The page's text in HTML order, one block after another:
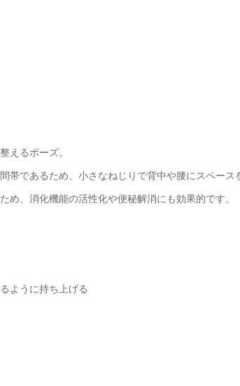
えるポーズ。
帯であるため、小さなねじりで背中や腰にスペース
め、消化機能の活性化や便秘解消にも効果的です。
ように持ち上げる